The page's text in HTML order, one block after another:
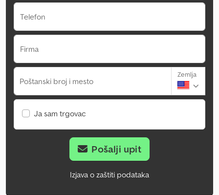
Telefon
Firma
Poštanski broj i mesto
Zemlja
Ja sam trgovac
Pošalji upit
Izjava o zaštiti podataka